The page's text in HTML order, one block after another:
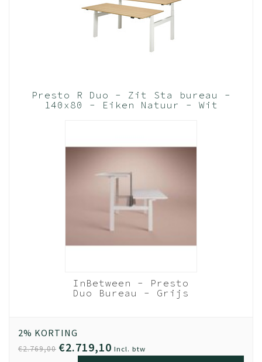
Presto R Duo - Zit Sta bureau -
140x80 - Eiken Natuur - Wit
InBetween - Presto
Duo Bureau - Grijs
2% KORTING
€2.769,00 €2.719,10 Incl. btw